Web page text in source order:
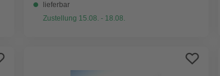
lieferbar
Zustellung 15.08. - 18.08.